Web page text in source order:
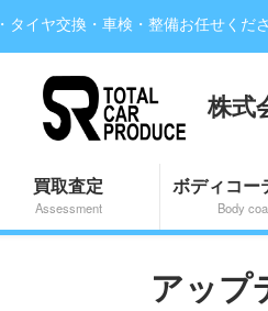
イヤ交換・車検・整備お任せくだ
株式
買取査定
Assessment
ボディコー
Body
アップ